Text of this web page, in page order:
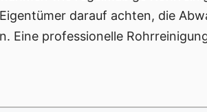
darauf achten, die
Eine professionelle